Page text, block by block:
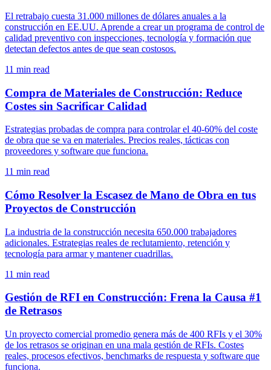
El retrabajo cuesta 31.000 millones de dólares anuales a la
construcción en EE.UU. Aprende a crear un programa de control de
calidad preventivo con inspecciones, tecnología y formación que
detectan defectos antes de que sean costosos.
11 min read
Compra de Materiales de Construcción: Reduce
Costes sin Sacrificar Calidad
Estrategias probadas de compra para controlar el 40-60% del coste
de obra que se va en materiales. Precios reales, tácticas con
proveedores y software que funciona.
11 min read
Cómo Resolver la Escasez de Mano de Obra en tus
Proyectos de Construcción
La industria de la construcción necesita 650.000 trabajadores
adicionales. Estrategias reales de reclutamiento, retención y
tecnología para armar y mantener cuadrillas.
11 min read
Gestión de RFI en Construcción: Frena la Causa #1
de Retrasos
Un proyecto comercial promedio genera más de 400 RFIs y el 30%
de los retrasos se originan en una mala gestión de RFIs. Costes
reales, procesos efectivos, benchmarks de respuesta y software que
funciona.